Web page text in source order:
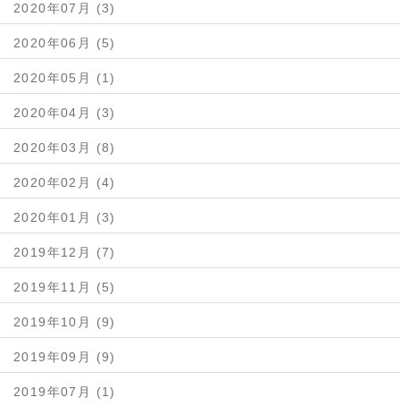
2020年07月 (3)
2020年06月 (5)
2020年05月 (1)
2020年04月 (3)
2020年03月 (8)
2020年02月 (4)
2020年01月 (3)
2019年12月 (7)
2019年11月 (5)
2019年10月 (9)
2019年09月 (9)
2019年07月 (1)